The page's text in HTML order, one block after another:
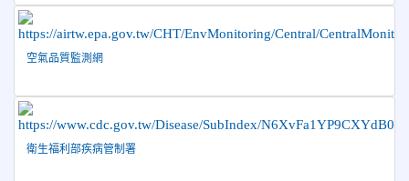
棒球對抗賽暨115年全國三級棒球賽花蓮縣代表隊選拔賽 榮獲
亞軍！
2026-03-05
榮譽
2026-02-23
賀 本校田徑隊參加 115 年花蓮縣縣長盃
中小學聯運暨全中運及ICG縣代表隊田徑選拔賽 榮獲佳績！
2026-02-11
榮譽
空氣品質監測網
衛生福利部疾病管制署